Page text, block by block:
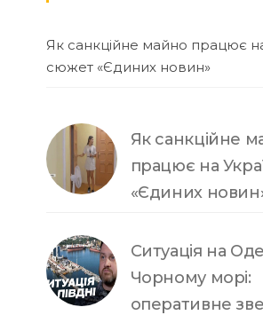
Як санкційне майно працює
сюжет «Єдиних новин»
Як санкційне
працює на
«Єдиних
Ситуація на
Чорному морі:
оперативне